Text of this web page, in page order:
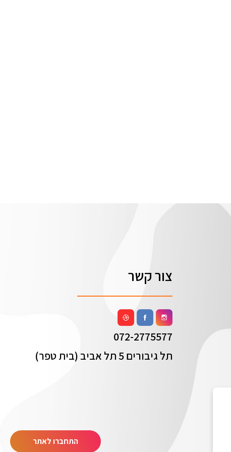
צור קשר
072-2775577
תל גיבורים 5 תל אביב (בית טפר)
התחברו לאתר